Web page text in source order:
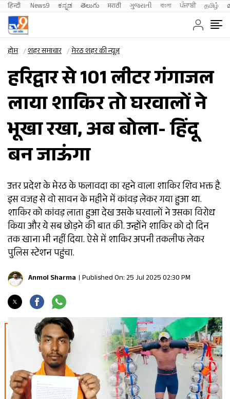
हिन्दी News9 ಕನ್ನಡ తెలుగు मराठी ગુજરાતી বাংলা ਪੰਜਾਬੀ தமிழ்
होम शहर समाचार मेरठ शहर की न्यूज़
हरिद्वार से 101 लीटर गंगाजल
लाया शाकिर तो घरवालों ने
भूखा रखा, अब बोला- हिंदू
बन जाऊंगा
उत्तर प्रदेश के मेरठ के फलावदा का रहने वाला शाकिर शिव भक्त है.
इस वजह से वो सावन के महीने में कांवड़ लेकर गया हुआ था.
शाकिर को कांवड़ लाता हुआ देख उसके घरवालों ने उसका विरोध
किया और ये सब छोड़ने की बात की. उन्होंने शाकिर को दो दिन
तक खाना भी नहीं दिया. ऐसे में शाकिर अपनी तकलीफ लेकर
पुलिस स्टेशन पहुंचा.
Anmol Sharma Published On: 25 Jul 2025 02:30 PM